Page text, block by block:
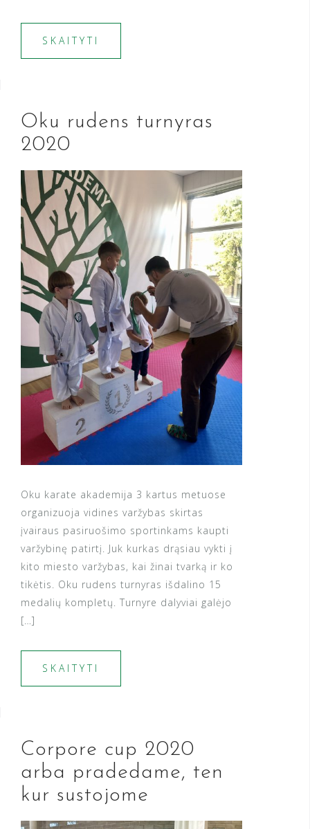
SKAITYTI
Oku rudens turnyras
2020
Oku karate akademija 3 kartus metuose
organizuoja vidines varžybas skirtas
įvairaus pasiruošimo sportinkams kaupti
varžybinę patirtį. Juk kurkas drąsiau vykti į
kito miesto varžybas, kai žinai tvarką ir ko
tikėtis. Oku rudens turnyras išdalino 15
medalių kompletų. Turnyre dalyviai galėjo
[…]
SKAITYTI
Corpore cup 2020
arba pradedame, ten
kur sustojome